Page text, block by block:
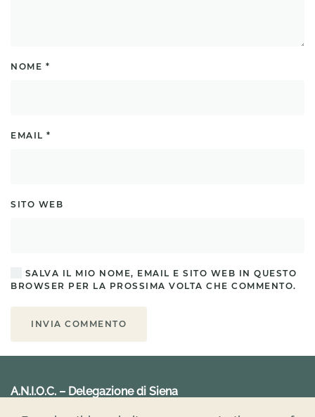
NOME *
EMAIL *
SITO WEB
SALVA IL MIO NOME, EMAIL E SITO WEB IN QUESTO
BROWSER PER LA PROSSIMA VOLTA CHE COMMENTO.
INVIA COMMENTO
A.N.I.O.C. – Delegazione di Siena